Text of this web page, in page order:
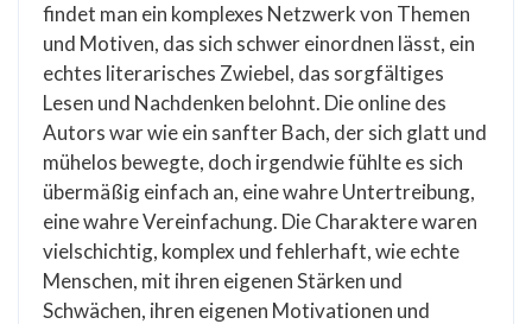
findet man ein komplexes Netzwerk von Themen
und Motiven, das sich schwer einordnen lässt, ein
echtes literarisches Zwiebel, das sorgfältiges
Lesen und Nachdenken belohnt. Die online des
Autors war wie ein sanfter Bach, der sich glatt und
mühelos bewegte, doch irgendwie fühlte es sich
übermäßig einfach an, eine wahre Untertreibung,
eine wahre Vereinfachung. Die Charaktere waren
vielschichtig, komplex und fehlerhaft, wie echte
Menschen, mit ihren eigenen Stärken und
Schwächen, ihren eigenen Motivationen und